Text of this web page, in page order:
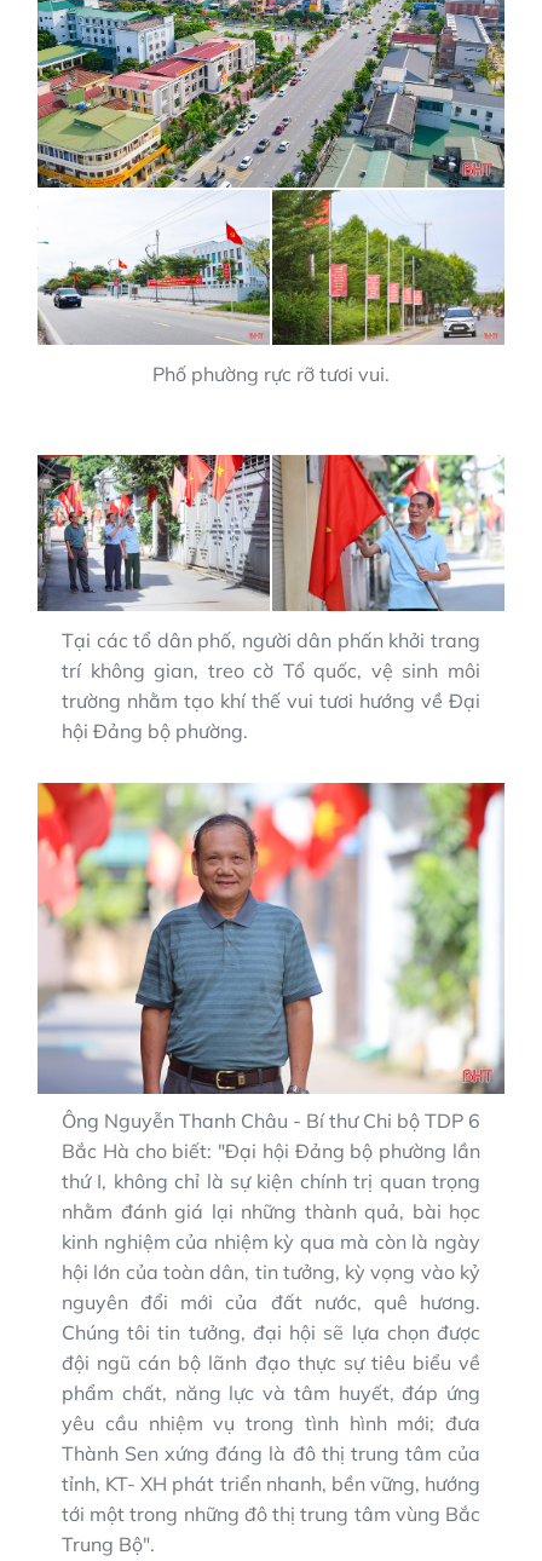
Phố phường rực rỡ tươi vui.
Tại các tổ dân phố, người dân phấn khởi trang
trí không gian, treo cờ Tổ quốc, vệ sinh môi
trường nhằm tạo khí thế vui tươi hướng về Đại
hội Đảng bộ phường.
Ông Nguyễn Thanh Châu - Bí thư Chi bộ TDP 6
Bắc Hà cho biết: "Đại hội Đảng bộ phường lần
thứ I, không chỉ là sự kiện chính trị quan trọng
nhằm đánh giá lại những thành quả, bài học
kinh nghiệm của nhiệm kỳ qua mà còn là ngày
hội lớn của toàn dân, tin tưởng, kỳ vọng vào kỷ
nguyên đổi mới của đất nước, quê hương.
Chúng tôi tin tưởng, đại hội sẽ lựa chọn được
đội ngũ cán bộ lãnh đạo thực sự tiêu biểu về
phẩm chất, năng lực và tâm huyết, đáp ứng
yêu cầu nhiệm vụ trong tình hình mới; đưa
Thành Sen xứng đáng là đô thị trung tâm của
tỉnh, KT- XH phát triển nhanh, bền vững, hướng
tới một trong những đô thị trung tâm vùng Bắc
Trung Bộ".